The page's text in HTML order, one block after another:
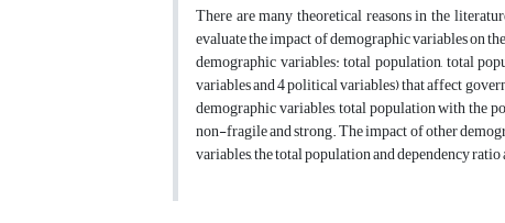
There are many theoretical reasons in the
evaluate the impact of demographic variables on
demographic variables: total population, total
variables and 4 political variables) that affect
demographic variables, total population with the
non-fragile and strong. The impact of other
variables, the total population and dependency